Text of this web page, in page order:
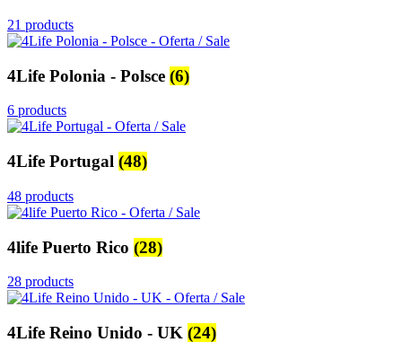
21 products
4Life Polonia - Polsce (6)
6 products
4Life Portugal (48)
48 products
4life Puerto Rico (28)
28 products
4Life Reino Unido - UK (24)